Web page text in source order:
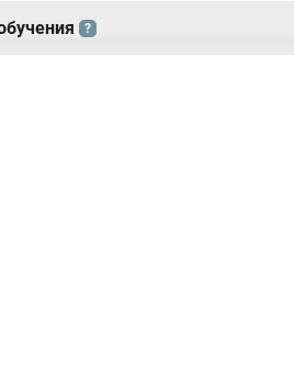
?